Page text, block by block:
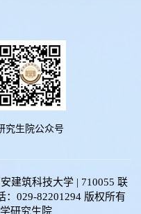
究生院公众号
建筑科技大学 | 710055 联
：029-82201294 版权所有
研究生院